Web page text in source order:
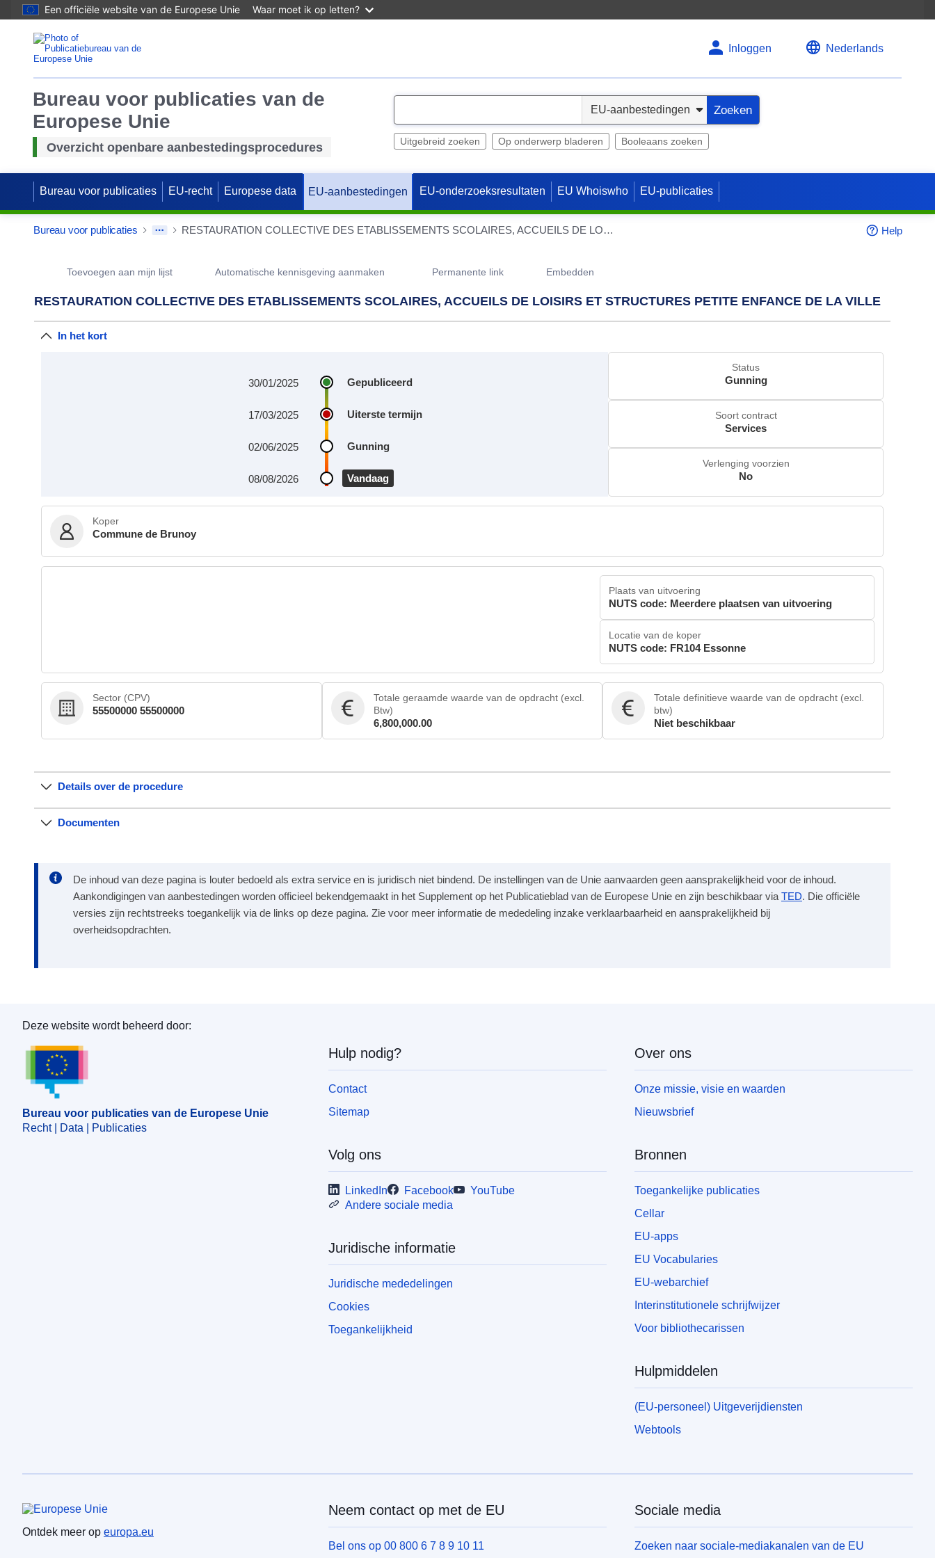
Een officiële website van de Europese Unie Waar moet ik op letten?
Inloggen Nederlands
Bureau voor publicaties van de
Europese Unie
Overzicht openbare aanbestedingsprocedures
e
c
t
Zoeken
Uitgebreid zoeken Op onderwerp bladeren Booleaans zoeken
Bureau voor publicaties EU-recht Europese data EU-aanbestedingen EU-onderzoeksresultaten EU Whoiswho EU-publicaties
Bureau voor publicaties RESTAURATION COLLECTIVE DES ETABLISSEMENTS SCOLAIRES, ACCUEILS DE LOISIRS ET STRUCTURES PETITE ENFANCE DE LA VILLE Help
Toevoegen aan mijn lijst Automatische kennisgeving aanmaken Permanente link Embedden
RESTAURATION COLLECTIVE DES ETABLISSEMENTS SCOLAIRES, ACCUEILS DE LOISIRS ET STRUCTURES PETITE ENFANCE DE LA VILLE
In het kort
Gepubliceerd
30/01/2025
Uiterste termijn
17/03/2025
Gunning
02/06/2025
Vandaag
08/08/2026
Status
Gunning
Soort contract
Services
Verlenging voorzien
No
Koper
Commune de Brunoy
Plaats van uitvoering
NUTS code: Meerdere plaatsen van uitvoering
Locatie van de koper
NUTS code: FR104 Essonne
Sector (CPV)
55500000 55500000
Totale geraamde waarde van de opdracht (excl.
Btw)
6,800,000.00
Totale definitieve waarde van de opdracht (excl.
btw)
Niet beschikbaar
Details over de procedure
Documenten
De inhoud van deze pagina is louter bedoeld als extra service en is juridisch niet bindend. De instellingen van de Unie aanvaarden geen aansprakelijkheid voor de inhoud.
Aankondigingen van aanbestedingen worden officieel bekendgemaakt in het Supplement op het Publicatieblad van de Europese Unie en zijn beschikbaar via TED. Die officiële
versies zijn rechtstreeks toegankelijk via de links op deze pagina. Zie voor meer informatie de mededeling inzake verklaarbaarheid en aansprakelijkheid bij
overheidsopdrachten.
Bureau voor publicaties van de Europese Unie
Deze website wordt beheerd door:
Bureau voor publicaties van de Europese Unie
Recht | Data | Publicaties
Hulp nodig?
Contact
Sitemap
Volg ons
LinkedIn Facebook
YouTube
Andere sociale media
Juridische informatie
Juridische mededelingen
Cookies
Toegankelijkheid
Over ons
Onze missie, visie en waarden
Nieuwsbrief
Bronnen
Toegankelijke publicaties
Cellar
EU-apps
EU Vocabularies
EU-webarchief
Interinstitutionele schrijfwijzer
Voor bibliothecarissen
Hulpmiddelen
(EU-personeel) Uitgeverijdiensten
Webtools
Europese Unie
Ontdek meer op europa.eu
Neem contact op met de EU
Bel ons op 00 800 6 7 8 9 10 11
Sociale media
Zoeken naar sociale-mediakanalen van de EU